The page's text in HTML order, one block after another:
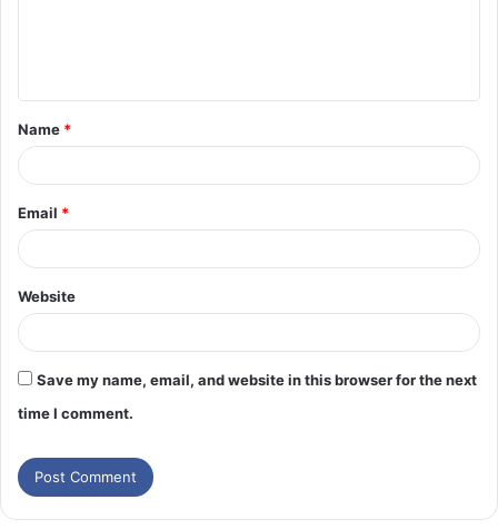
Name *
Email *
Website
Save my name, email, and website in this browser for the next
time I comment.